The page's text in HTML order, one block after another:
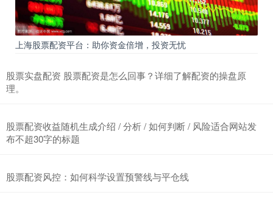
上海股票配资平台：助你资金倍增，投资无忧
股票实盘配资 股票配资是怎么回事？详细了解配资的操盘原
理。
股票配资收益随机生成介绍 / 分析 / 如何判断 / 风险适合网站发
布不超30字的标题
股票配资风控：如何科学设置预警线与平仓线